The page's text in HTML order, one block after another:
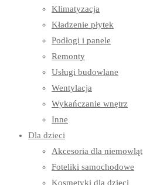
Klimatyzacja
Kładzenie płytek
Podłogi i panele
Remonty
Usługi budowlane
Wentylacja
Wykańczanie wnętrz
Inne
Dla dzieci
Akcesoria dla niemowląt
Foteliki samochodowe
Kosmetyki dla dzieci